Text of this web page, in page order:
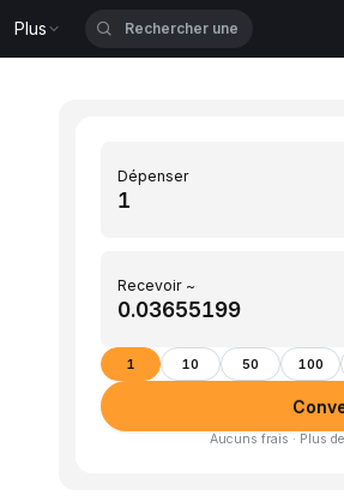
Plus
Dépenser
Recevoir ~
1 10 50 100
Aucuns frais · Plus